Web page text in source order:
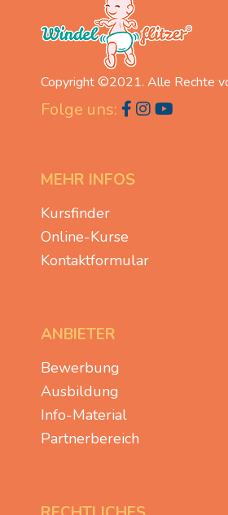
Copyright ©2021. Alle Rechte
Folge uns:
MEHR INFOS
Kursfinder
Online-Kurse
Kontaktformular
ANBIETER
Bewerbung
Ausbildung
Info-Material
Partnerbereich